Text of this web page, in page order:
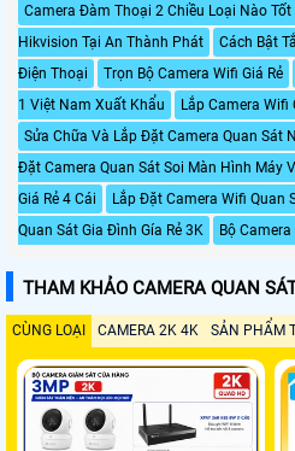
Camera Đàm Thoại 2 Chiều Loại Nào
Hikvision Tại An Thành Phát
Cách Bật
Điện Thoại
Trọn Bộ Camera Wifi Giá Rẻ
1 Việt Nam Xuất Khẩu
Lắp Camera Wifi
Sửa Chữa Và Lắp Đặt Camera Quan Sát
Đặt Camera Quan Sát Soi Màn Hình Máy
Giá Rẻ 4 Cái
Lắp Đặt Camera Wifi Quan
Quan Sát Gia Đình Gía Rẻ 3K
Bộ
THAM KHẢO CAMERA QUAN
CÙNG LOẠI CAMERA 2K 4K SẢN PHẨM